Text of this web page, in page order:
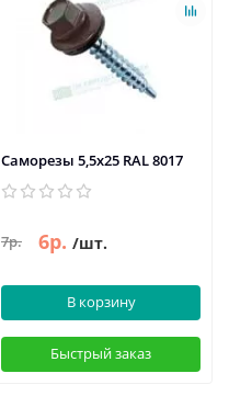
Саморезы 5,5х25 RAL 8017
7р. 6р. /шт.
В корзину
Быстрый заказ